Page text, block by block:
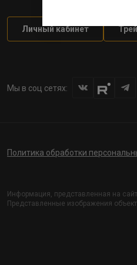
Личный кабинет
Мы в соц сетях:
Политика обработки
Информация, представленная на
Представленные изображения